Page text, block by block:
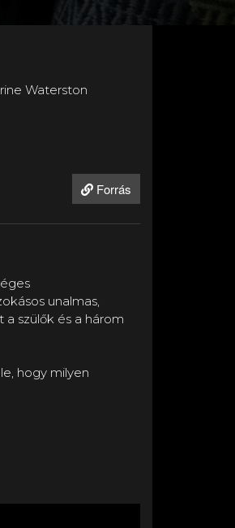
Waterston
Forrás
unalmas,
szülők és a három
hogy milyen